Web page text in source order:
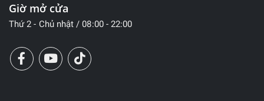
Giờ mở cửa
Thứ 2 - Chủ nhật / 08:00 - 22:00